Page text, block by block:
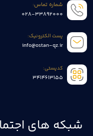
شماره تماس:
028-33892000
پست الکترونیک:
info@ostan-qz.ir
کدپستی:
3414613155
شبکه های